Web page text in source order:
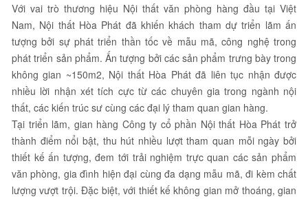
Với vai trò thương hiệu Nội thất văn phòng hàng đầu tại Việt
Nam, Nội thất Hòa Phát đã khiến khách tham dự triển lãm ấn
tượng bởi sự phát triển thần tốc về mẫu mã, công nghệ trong
phát triển sản phẩm. Ấn tượng bởi các sản phẩm trưng bày trong
không gian ~150m2, Nội thất Hòa Phát đã liên tục nhận được
nhiều lời nhận xét tích cực từ các chuyên gia trong ngành nội
thất, các kiến trúc sư cùng các đại lý tham quan gian hàng.
Tại triển lãm, gian hàng Công ty cổ phần Nội thất Hòa Phát trở
thành điểm nổi bật, thu hút nhiều lượt tham quan mỗi ngày bởi
thiết kế ấn tượng, đem tới trải nghiệm trực quan các sản phẩm
văn phòng, gia đình hiện đại cùng đa dạng mẫu mã, đi kèm chất
lượng vượt trội. Đặc biệt, với thiết kế không gian mở thoáng, gian